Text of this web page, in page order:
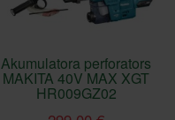
Akumulatora perforators
MAKITA 40V MAX XGT
HR009GZ02